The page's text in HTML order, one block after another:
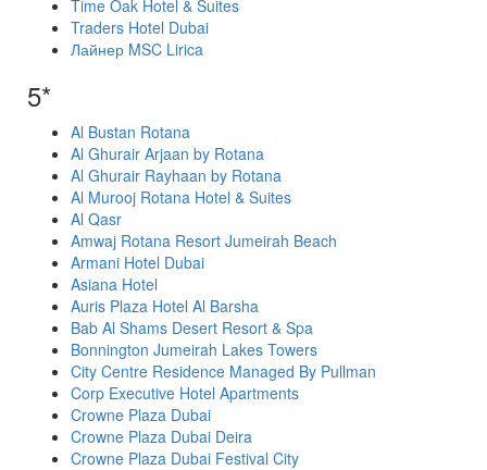
Time Oak Hotel & Suites
Traders Hotel Dubai
Лайнер MSC Lirica
5*
Al Bustan Rotana
Al Ghurair Arjaan by Rotana
Al Ghurair Rayhaan by Rotana
Al Murooj Rotana Hotel & Suites
Al Qasr
Amwaj Rotana Resort Jumeirah Beach
Armani Hotel Dubai
Asiana Hotel
Auris Plaza Hotel Al Barsha
Bab Al Shams Desert Resort & Spa
Bonnington Jumeirah Lakes Towers
City Centre Residence Managed By Pullman
Corp Executive Hotel Apartments
Crowne Plaza Dubai
Crowne Plaza Dubai Deira
Crowne Plaza Dubai Festival City